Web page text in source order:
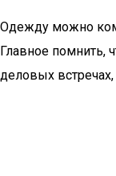
Одежду можно
Главное помнить,
деловых